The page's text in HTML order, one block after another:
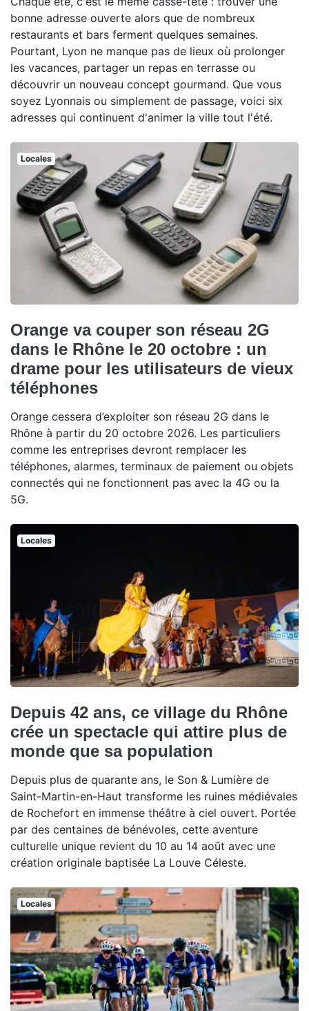
bonne adresse ouverte alors que de nombreux
restaurants et bars ferment quelques semaines.
Pourtant, Lyon ne manque pas de lieux où prolonger
les vacances, partager un repas en terrasse ou
découvrir un nouveau concept gourmand. Que vous
soyez Lyonnais ou simplement de passage, voici six
adresses qui continuent d'animer la ville tout l'été.
Locales
Orange va couper son réseau 2G
dans le Rhône le 20 octobre : un
drame pour les utilisateurs de vieux
téléphones
Orange cessera d’exploiter son réseau 2G dans le
Rhône à partir du 20 octobre 2026. Les particuliers
comme les entreprises devront remplacer les
téléphones, alarmes, terminaux de paiement ou objets
connectés qui ne fonctionnent pas avec la 4G ou la
5G.
Locales
Depuis 42 ans, ce village du Rhône
crée un spectacle qui attire plus de
monde que sa population
Depuis plus de quarante ans, le Son & Lumière de
Saint-Martin-en-Haut transforme les ruines médiévales
de Rochefort en immense théâtre à ciel ouvert. Portée
par des centaines de bénévoles, cette aventure
culturelle unique revient du 10 au 14 août avec une
création originale baptisée La Louve Céleste.
Locales